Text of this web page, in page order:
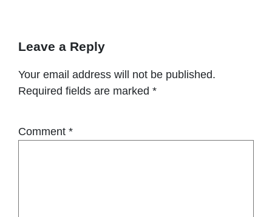
Leave a Reply
Your email address will not be published.
Required fields are marked *
Comment *